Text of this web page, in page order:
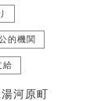
的機関
給
河原町